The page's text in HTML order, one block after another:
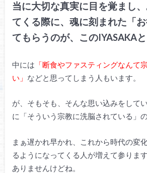
当に大切な真実に目を覚まし
てくる際に、魂に刻まれた「
てもらうのが、このIYASAKA
中には 「断食やファスティングなんて
い」 などと思ってしまう人もいます。
が、そもそも、そんな思い込みをして
に「そういう宗教に洗脳されている」の
まぁ遅かれ早かれ、これから時代の変
るようになってくる人が増えて参りま
ありませんけどね。